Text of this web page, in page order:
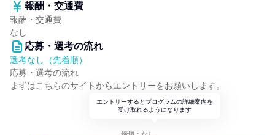
報酬・交通費
報酬・交通費
なし
応募・選考の流れ
選考なし（先着順）
応募・選考の流れ
まずはこちらのサイトからエントリーをお願いします。
エントリーするとプログラムの詳細案内を
受け取れるようになります